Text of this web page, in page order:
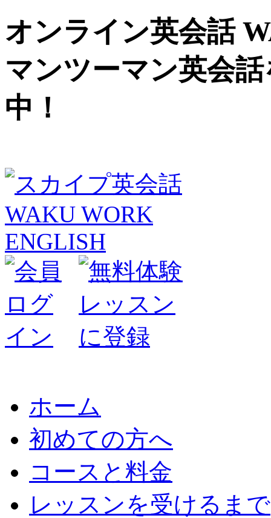
オンライン英会話
マンツーマン英会
中！
ホーム
初めての方へ
コースと料金
レッスンを受けるまで